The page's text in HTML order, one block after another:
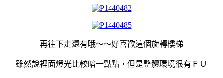
再往下走還有哦～～好喜歡這個旋轉樓梯
雖然說裡面燈光比較暗一點點，但是整體環境很有ＦＵ